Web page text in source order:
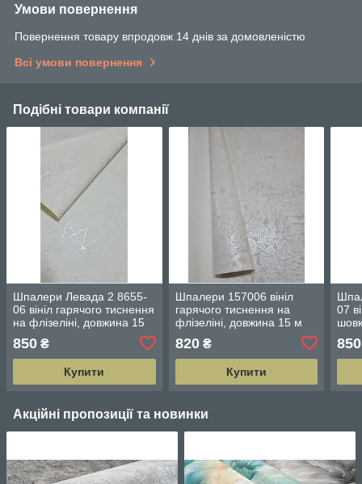
Умови повернення
Повернення товару впродовж 14 днів за домовленістю
Всі умови повернення
Подібні товари компанії
Шпалери Левада 2 8655-
06 вініл гарячого тиснення
на флізеліні, довжина 15
м ширина 1.06 м = 5 смуг
по 3 м кожна
850 ₴
Купити
Шпалери 157006 вініл
гарячого тиснення на
флізеліні, довжина 15 м
ширина 1.06 м = 5 смуг по
3 м кожна
820₴
Купити
07
850
Акційні пропозиції та новинки